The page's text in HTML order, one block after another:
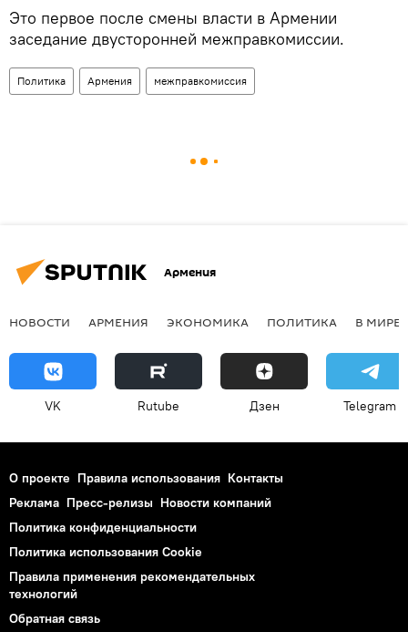
Это первое после смены власти в Армении
заседание двусторонней межправкомиссии.
Политика Армения межправкомиссия
Армения
НОВОСТИ АРМЕНИЯ ЭКОНОМИКА ПОЛИТИКА В МИРЕ
VK Rutube Дзен Telegram
О проекте Правила использования Контакты
Реклама Пресс-релизы Новости компаний
Политика конфиденциальности
Политика использования Cookie
Правила применения рекомендательных
технологий
Обратная связь